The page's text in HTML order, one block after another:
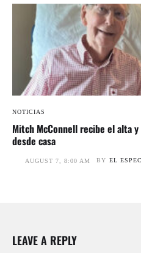
NOTICIAS
Mitch McConnell recibe el alta
desde casa
AUGUST 7, 8:00 AM BY EL
LEAVE A REPLY